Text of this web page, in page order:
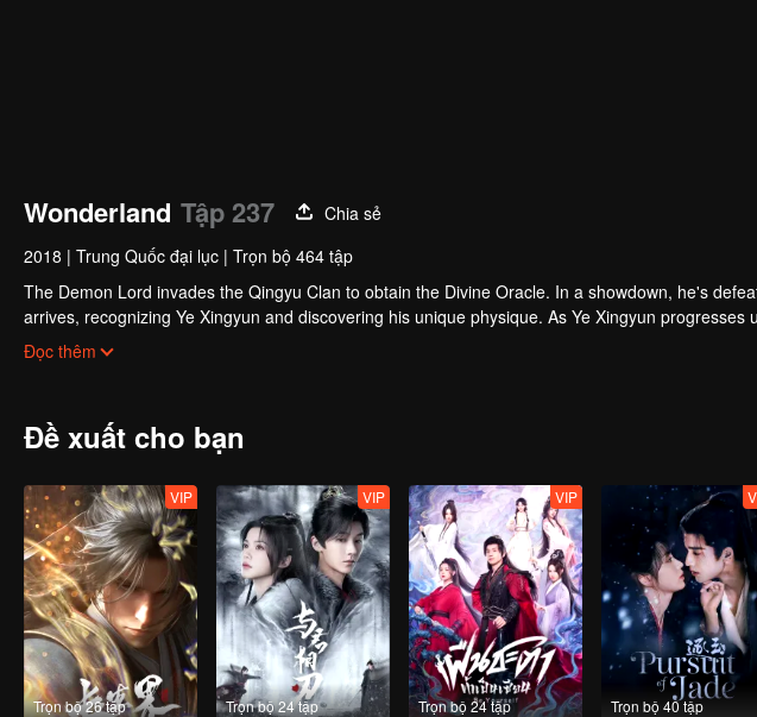
Wonderland Tập 237
Chia sẻ
2018 | Trung Quốc đại lục | Trọn bộ 464 tập
The Demon Lord invades the Qingyu Clan to obtain the Divine Oracle. In a showdown, he's
arrives, recognizing Ye Xingyun and discovering his unique physique. As Ye Xingyun
Yun, appears and entangles herself in the feud between the Demon Lord and Ye Xingyun.
Đọc thêm
Đề xuất cho bạn
Trọn bộ 26 tập
VIP
Trọn bộ 24 tập
VIP
Trọn bộ 24 tập
VIP
Trọn bộ 40 tập